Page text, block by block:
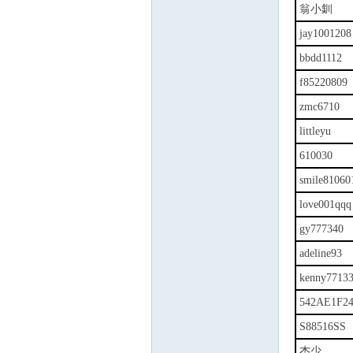
翁小釧
jay1001208
bbdd1112
f85220809
zmc6710
littleyu
610030
love001qqq
gy777340
adeline93
kenny77133
S88516SS